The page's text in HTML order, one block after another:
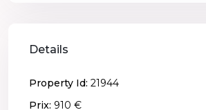
Details
Property Id: 21944
Prix: 910 €